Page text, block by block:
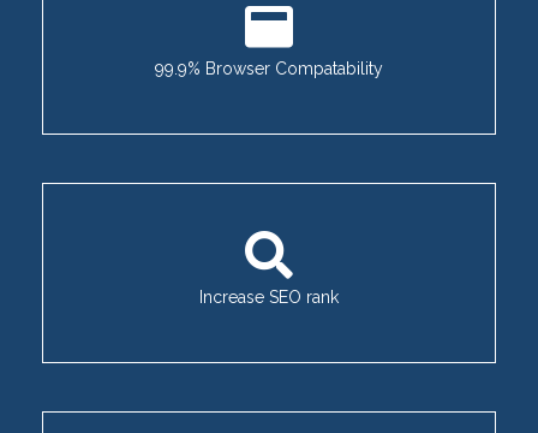
99.9% Browser Compatability
Increase SEO rank